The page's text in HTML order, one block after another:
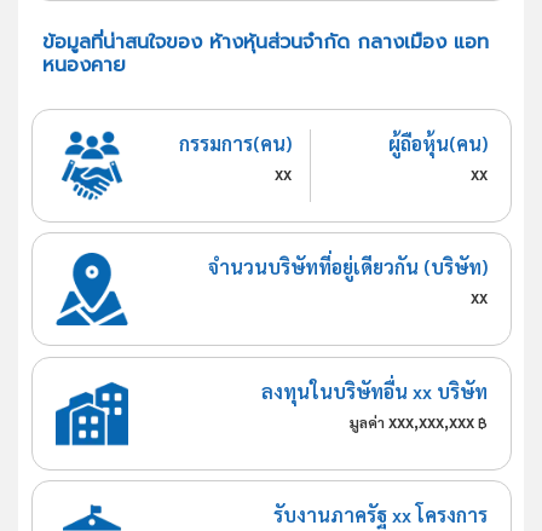
ข้อมูลที่น่าสนใจของ ห้างหุ้นส่วนจำกัด กลางเมือง แอท
หนองคาย
กรรมการ(คน)
xx
ผู้ถือหุ้น(คน)
xx
จำนวนบริษัทที่อยู่เดียวกัน (บริษัท)
xx
ลงทุนในบริษัทอื่น xx บริษัท
มูลค่า xxx,xxx,xxx ฿
รับงานภาครัฐ xx โครงการ